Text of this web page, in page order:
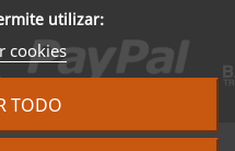
utilizar:
cookies
TODO